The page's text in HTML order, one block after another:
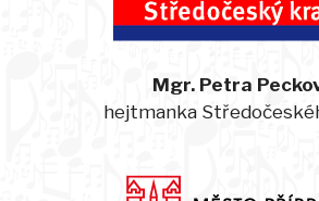
Mgr. Petra
hejtmanka